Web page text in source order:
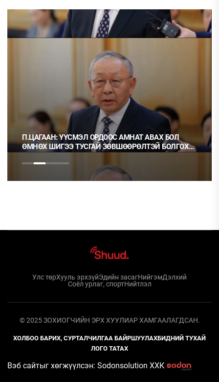
П.ЦАГААН: ҮҮСМЭЛ ОРДООС АМНАТ АВАХ БОЛ
ӨМНӨХ ШИГЭЭ ТУСГАЙ ЗӨВШӨӨРӨЛТЭЙ БОЛГОХ
Улс төрХууль эрхзүйЭдийн засагНийгэмДэлхий
Соёл урлаг, спортНийтлэл
© 2025 ЗОХИОГЧИЙН ЭРХ ХУУЛИАР ХАМГААЛАГДСАН.
ХОЛБОО БАРИХ, СУРТАЛЧИЛГАА БАЙРШУУЛАХБИДНИЙ ТУХАЙ
ЛОГО ТАТАХ
Вэб сайтыг хөгжүүлсэн: Sodonsolution ХХК